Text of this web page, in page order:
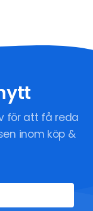
för att få reda
inom köp &